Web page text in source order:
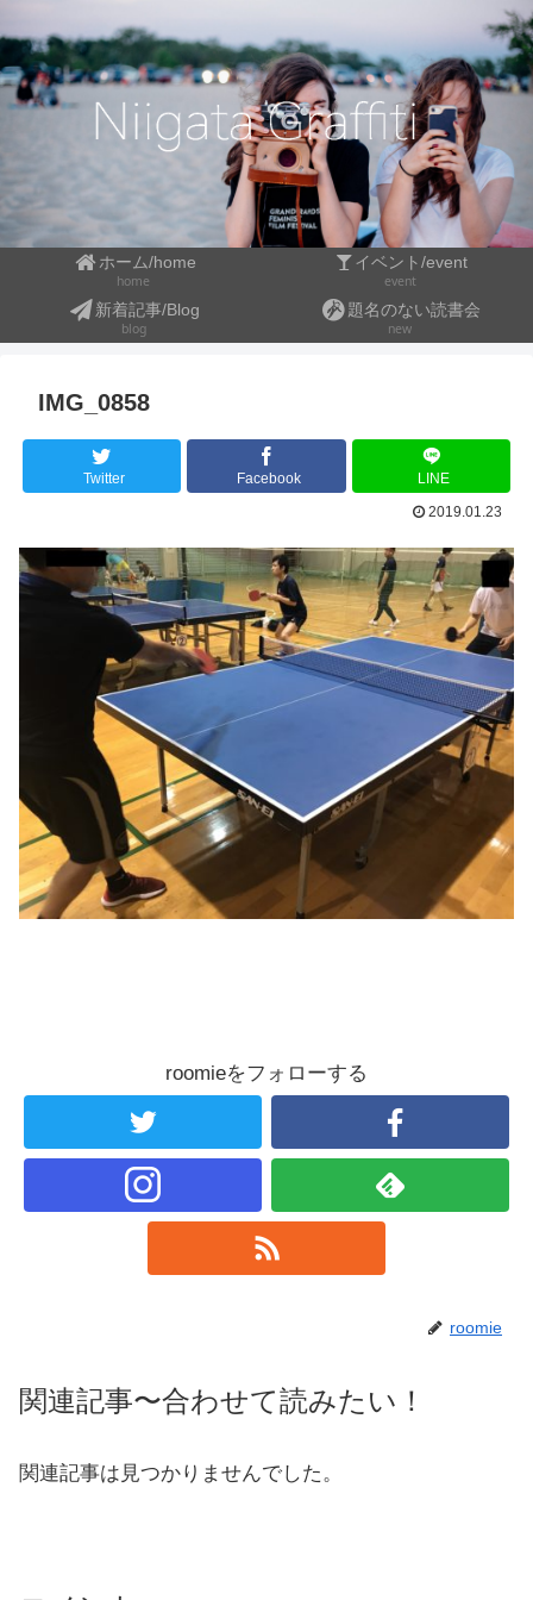
ホーム/home
home
イベント/event
event
新着記事/Blog
blog
題名のない読書会
new
IMG_0858
Twitter Facebook
LINE
2019.01.23
roomieをフォローする
roomie
関連記事〜合わせて読みたい！
関連記事は見つかりませんでした。